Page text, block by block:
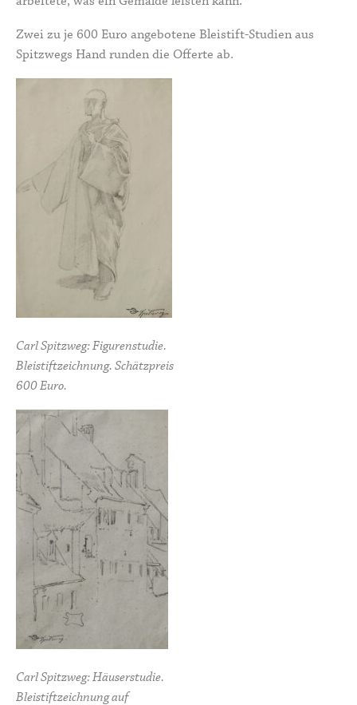
Zwei zu je 600 Euro angebotene Bleistift-Studien aus
Spitzwegs Hand runden die Offerte ab.
Carl Spitzweg: Figurenstudie.
Bleistiftzeichnung. Schätzpreis
600 Euro.
Carl Spitzweg: Häuserstudie.
Bleistiftzeichnung auf